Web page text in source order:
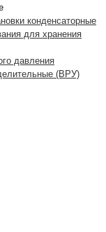
конденсаторные
для хранения
давления
(ВРУ)